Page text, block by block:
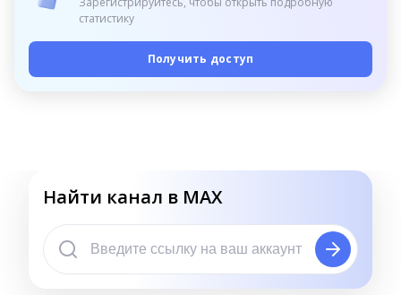
статистику
Получить доступ
Найти канал в MAX